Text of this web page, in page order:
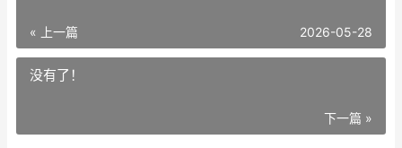
« 上一篇 2026-05-28
没有了！
下一篇 »